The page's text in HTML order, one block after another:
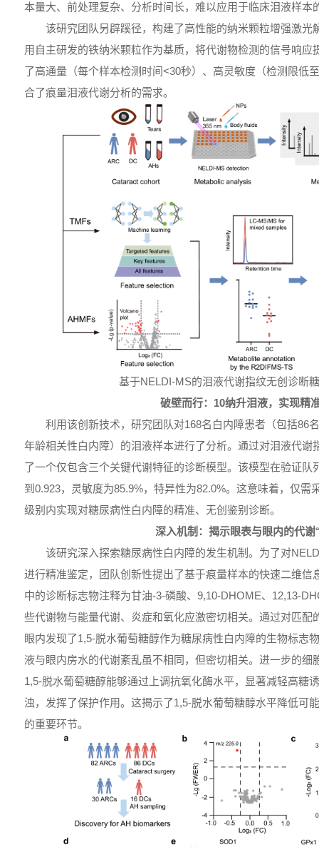
本量大、前处理复杂、分析时间长，难以应用于临床泪液样本
该研究团队另辟蹊径，构建了高性能的纳米颗粒增强激光
用自主研发的铁纳米颗粒作为基质，将代谢物检测的信号响应
了高通量（每个样本检测时间<30秒）、高灵敏度（检测限低
合了痕量泪液代谢分析的需求。
基于NELDI-MS的泪液代谢指纹无创诊断
破壁而行：10纳升泪液，实现精
利用该创新技术，研究团队对168名白内障患者（包括86
年龄相关性白内障）的泪液样本进行了分析。通过对泪液代谢
了一个仅包含三个关键代谢特征的诊断模型。该模型在验证队
到0.923，灵敏度为85.9%，特异性为82.0%。这意味着，仅需
级别内实现对糖尿病性白内障的精准、无创鉴别诊断。
深入机制：揭示眼表与眼内的代谢
该研究深入探索糖尿病性白内障的发生机制。为了对
进行精准鉴定，团队创新性提出了基于痕量样本的快速二维信
中的诊断标志物注释为甘油-3-磷酸、9,10-DHOME、12,13-
些代谢物与能量代谢、炎症和氧化应激密切相关。通过对匹配
眼内发现了1,5-脱水葡萄糖醇作为糖尿病性白内障的生物标志
液与眼内房水的代谢紊乱虽不相同，但密切相关。进一步的细
1,5-脱水葡萄糖醇能够通过上调抗氧化酶水平，显著减轻高糖
浊，发挥了保护作用。这揭示了1,5-脱水葡萄糖醇水平降低可
的重要环节。